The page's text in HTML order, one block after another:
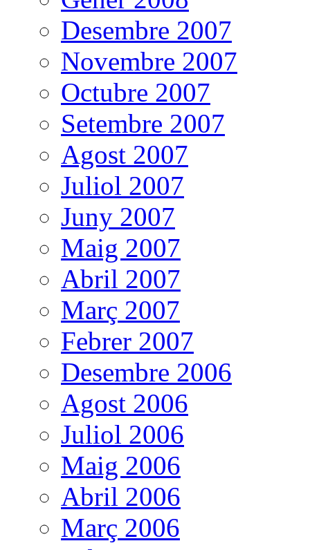
Desembre 2007
Novembre 2007
Octubre 2007
Setembre 2007
Agost 2007
Juliol 2007
Juny 2007
Maig 2007
Abril 2007
Març 2007
Febrer 2007
Desembre 2006
Agost 2006
Juliol 2006
Maig 2006
Abril 2006
Març 2006